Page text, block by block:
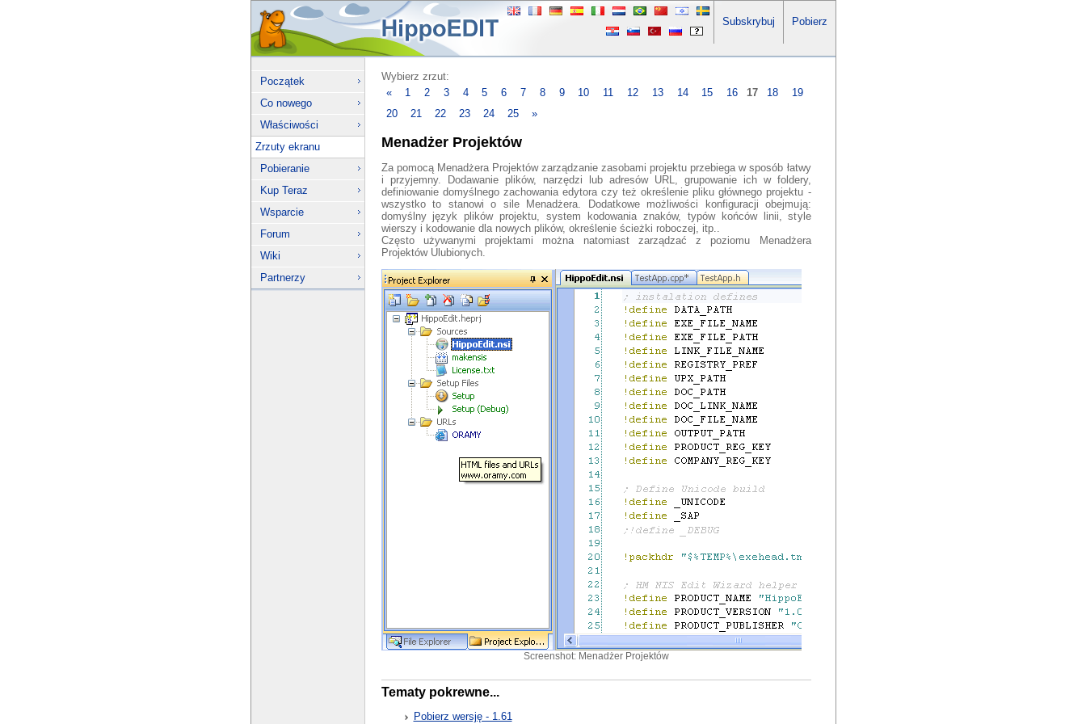
Subskrybuj Pobierz
Początek
Co nowego
Właściwości
Zrzuty ekranu
Pobieranie
Kup Teraz
Wsparcie
Forum
Wiki
Partnerzy
Wybierz zrzut:
«
1 2 3 4 5 6 7 8 9 10 11 12 13 14 15 16 17 18
19
20
21 22 23 24 25 »
Menadżer Projektów
Za pomocą Menadżera Projektów zarządzanie zasobami projektu przebiega w sposób łatwy
i przyjemny. Dodawanie plików, narzędzi lub adresów URL, grupowanie ich w foldery,
definiowanie domyślnego zachowania edytora czy też określenie pliku głównego projektu -
wszystko to stanowi o sile Menadżera. Dodatkowe możliwości konfiguracji obejmują:
domyślny język plików projektu, system kodowania znaków, typów końców linii, style
wierszy i kodowanie dla nowych plików, określenie ścieżki roboczej, itp..
Często używanymi projektami można natomiast zarządzać z poziomu Menadżera
Projektów Ulubionych.
Screenshot: Menadżer Projektów
Tematy pokrewne...
Pobierz wersję - 1.61